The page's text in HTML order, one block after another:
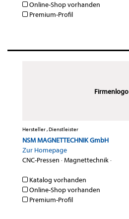
Online-Shop vorhanden
Premium-Profil
Firmenlogo
Hersteller , Dienstleister
NSM MAGNETTECHNIK GmbH
Zur Homepage
CNC-Pressen ·Magnettechnik·
Katalog vorhanden
Online-Shop vorhanden
Premium-Profil